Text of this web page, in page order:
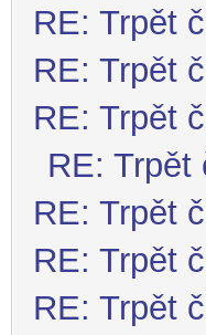
RE: Trpět
RE: Trpět
RE: Trpět
RE: Trpět
RE: Trpět
RE: Trpět
RE: Trpět